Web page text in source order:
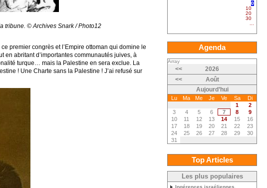
tribune. © Archives Snark / Photo12
premier congrès et l’Empire ottoman qui domine le
en abritant d’importantes communautés juives, à
turque… mais la Palestine en sera exclue. La
! Une Charte sans la Palestine ! J’ai refusé sur
0
10
20
30
Agenda
Array
<<
2026
<<
Août
Aujourd’hui
Lu Ma Me Je Ve Sa
Di
1
2
3
4 5 6 7 8
9
10
11 12 13 14 15
16
17
18 19 20 21 22
23
24
25 26 27 28 29
30
31
Top Articles
Les plus populaires
Ingérences israéliennes,